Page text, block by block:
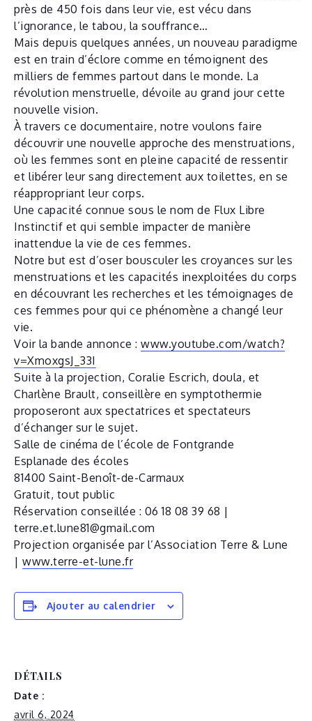
près de 450 fois dans leur vie, est vécu dans
l’ignorance, le tabou, la souffrance…
Mais depuis quelques années, un nouveau paradigme
est en train d’éclore comme en témoignent des
milliers de femmes partout dans le monde. La
révolution menstruelle, dévoile au grand jour cette
nouvelle vision.
À travers ce documentaire, notre voulons faire
découvrir une nouvelle approche des menstruations,
où les femmes sont en pleine capacité de ressentir
et libérer leur sang directement aux toilettes, en se
réappropriant leur corps.
Une capacité connue sous le nom de Flux Libre
Instinctif et qui semble impacter de manière
inattendue la vie de ces femmes.
Notre but est d’oser bousculer les croyances sur les
menstruations et les capacités inexploitées du corps
en découvrant les recherches et les témoignages de
ces femmes pour qui ce phénomène a changé leur
vie.
Voir la bande annonce : www.youtube.com/watch?
v=XmoxgsJ_33I
Suite à la projection, Coralie Escrich, doula, et
Charlène Brault, conseillère en symptothermie
proposeront aux spectatrices et spectateurs
d’échanger sur le sujet.
Salle de cinéma de l’école de Fontgrande
Esplanade des écoles
81400 Saint-Benoît-de-Carmaux
Gratuit, tout public
Réservation conseillée : 06 18 08 39 68 |
terre.et.lune81@gmail.com
Projection organisée par l’Association Terre & Lune
| www.terre-et-lune.fr
Ajouter au calendrier
DÉTAILS
Date :
avril 6, 2024